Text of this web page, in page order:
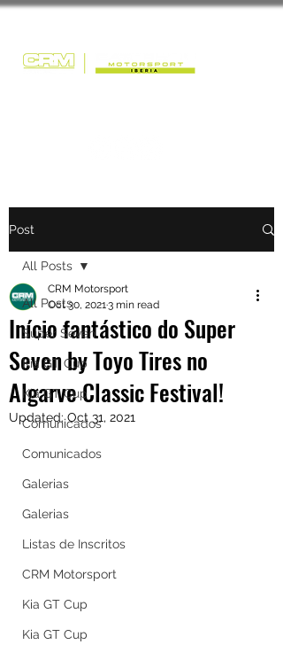
Post
All Posts
Super Seven
Kia GT Cup
Kia GT Cup
Comunicados
Comunicados
Galerias
Galerias
Listas de Inscritos
CRM Motorsport
Kia GT Cup
Kia GT Cup
All Posts
Início fantástico do Super
Seven by Toyo Tires no
Algarve Classic Festival!
CRM Motorsport
Oct 30, 20213 min read
Updated:Oct 31, 2021